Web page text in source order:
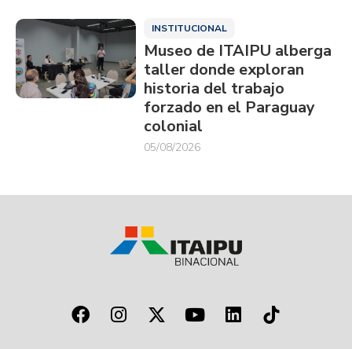
INSTITUCIONAL
Museo de ITAIPU alberga
taller donde exploran
historia del trabajo
forzado en el Paraguay
colonial
05/08/2026